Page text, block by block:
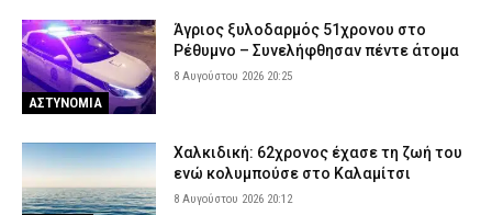
ΑΣΤΥΝΟΜΙΑ
Άγριος ξυλοδαρμός 51χρονου στο
Ρέθυμνο – Συνελήφθησαν πέντε άτομα
8 Αυγούστου 2026 20:25
Χαλκιδική: 62χρονος έχασε τη ζωή του
ενώ κολυμπούσε στο Καλαμίτσι
8 Αυγούστου 2026 20:12